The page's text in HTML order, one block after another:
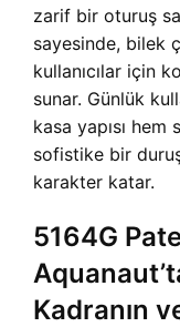
zarif bir oturuş
sayesinde, bilek
kullanıcılar için
sunar. Günlük
kasa yapısı
sofistike bir
karakter katar.
5164G
Kadranın